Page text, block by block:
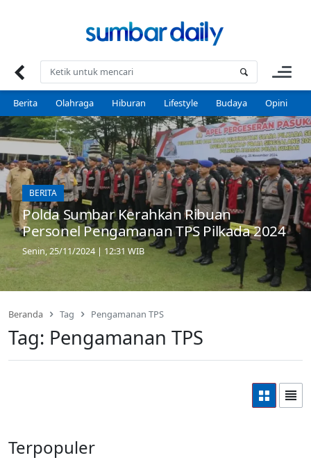
Berita Olahraga Hiburan Lifestyle Budaya Opini
BERITA
Polda Sumbar Kerahkan Ribuan
Personel Pengamanan TPS Pilkada 2024
Senin, 25/11/2024 | 12:31 WIB
Beranda Tag Pengamanan TPS
Tag: Pengamanan TPS
Terpopuler